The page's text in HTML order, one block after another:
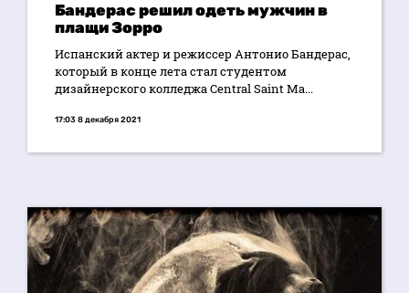
Бандерас решил одеть мужчин в
плащи Зорро
Испанский актер и режиссер Антонио Бандерас,
который в конце лета стал студентом
дизайнерского колледжа Central Saint Ma...
17:03 8 декабря 2021